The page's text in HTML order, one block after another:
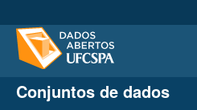
Conjuntos de dados
Conjuntos de dados